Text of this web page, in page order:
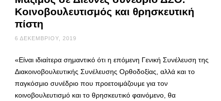
Κοινοβουλευτισμός και θρησκευτική
πίστη
6 ΔΕΚΕΜΒΡΊΟΥ, 2019
«Είναι ιδιαίτερα σημαντικό ότι η επόμενη Γενική Συνέλευση της
Διακοινοβουλευτικής Συνέλευσης Ορθοδοξίας, αλλά και το
παγκόσμιο συνέδριο που προετοιμάζουμε για τον
κοινοβουλευτισμό και το θρησκευτικό φαινόμενο, θα